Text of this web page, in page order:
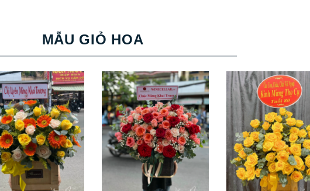
MẪU GIỎ HOA